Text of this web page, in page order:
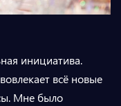
инициатива.
всё новые
Мне было